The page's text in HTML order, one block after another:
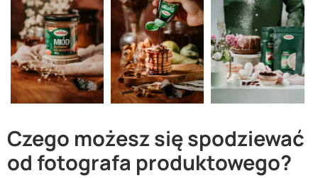
Czego możesz się spodziewać
od fotografa produktowego?